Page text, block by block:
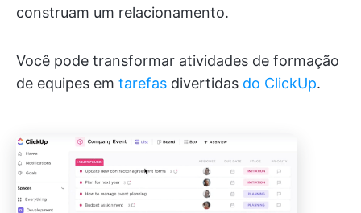
construam um relacionamento.
Você pode transformar atividades de formação
de equipes em tarefas divertidas do ClickUp.